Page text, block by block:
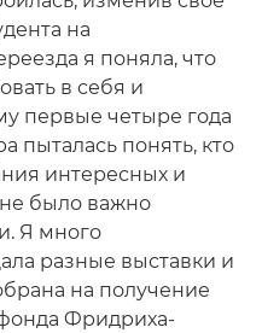
на
я поняла, что
в себя и
первые четыре года
пыталась понять, кто
интересных и
было важно
Я много
разные выставки и
на получение
Фридриха-